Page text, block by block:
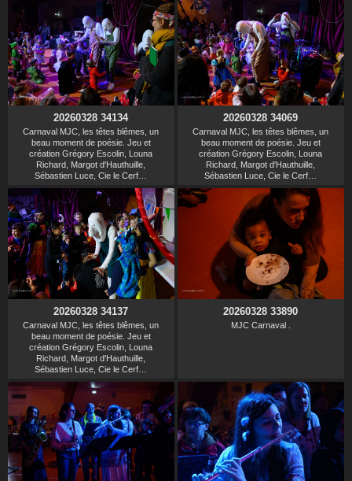
20260328 34134
Carnaval MJC, les têtes blêmes, un
beau moment de poésie. Jeu et
création Grégory Escolin, Louna
Richard, Margot d'Hauthuille,
Sébastien Luce, Cie le Cerf…
20260328 34069
Carnaval MJC, les têtes blêmes, un
beau moment de poésie. Jeu et
création Grégory Escolin, Louna
Richard, Margot d'Hauthuille,
Sébastien Luce, Cie le Cerf…
20260328 34137
Carnaval MJC, les têtes blêmes, un
beau moment de poésie. Jeu et
création Grégory Escolin, Louna
Richard, Margot d'Hauthuille,
Sébastien Luce, Cie le Cerf…
20260328 33890
MJC Carnaval .